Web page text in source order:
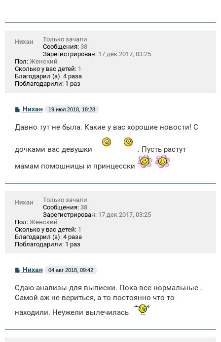
Нихан
Только зачали
Сообщения: 38
Зарегистрирован: 17 дек 2017, 03:25
Пол: Женский
Сколько у вас детей: 1
Благодарил (а): 4 раза
Поблагодарили: 1 раз
С
б
н
е
Нихан 19 июл 2018, 18:28
Давно тут не была. Какие у вас хорошие новости! С
дочками вас девушки
. Пусть растут
мамам помошницы и принцесски
Нихан
Только зачали
Сообщения: 38
Зарегистрирован: 17 дек 2017, 03:25
Пол: Женский
Сколько у вас детей: 1
Благодарил (а): 4 раза
Поблагодарили: 1 раз
С
б
щ
н
и
Нихан 04 авг 2018, 09:42
Сдаю анализы для выписки. Пока все нормальные .
Самой аж не вериться, а то постоянно что то
находили. Неужели вылечилась